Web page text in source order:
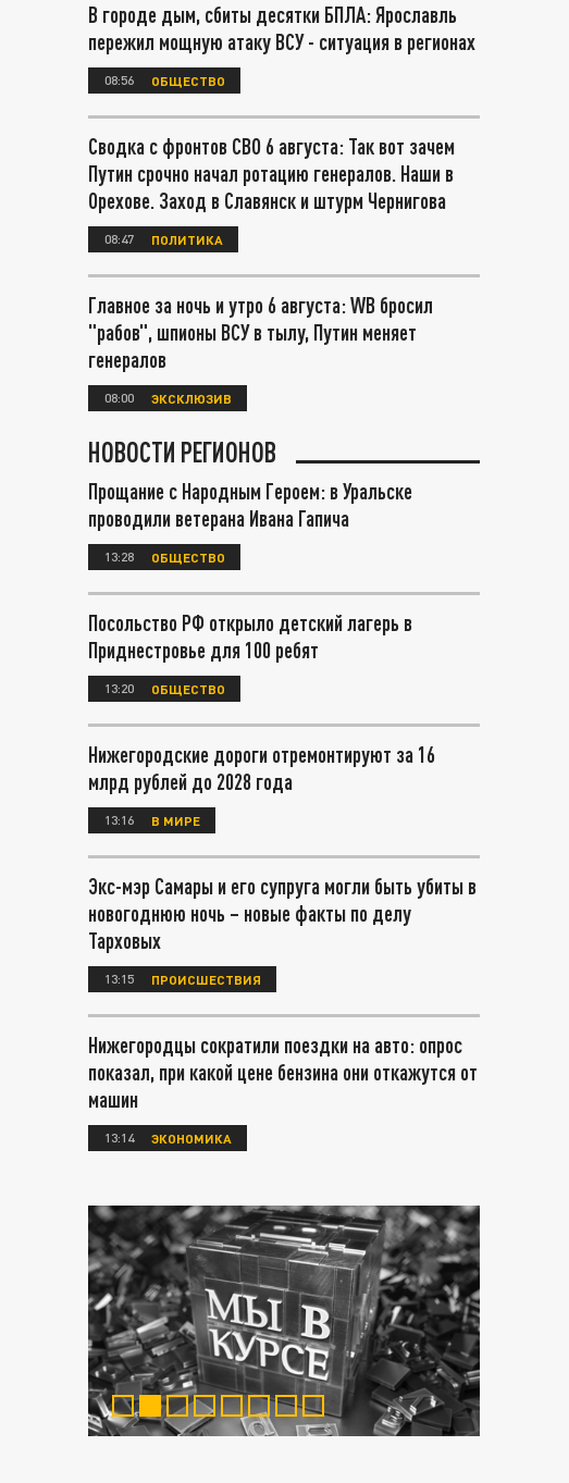
В городе дым, сбиты десятки БПЛА: Ярославль
пережил мощную атаку ВСУ - ситуация в регионах
08:56 ОБЩЕСТВО
Сводка с фронтов СВО 6 августа: Так вот зачем
Путин срочно начал ротацию генералов. Наши в
Орехове. Заход в Славянск и штурм Чернигова
08:47 ПОЛИТИКА
Главное за ночь и утро 6 августа: WB бросил
"рабов", шпионы ВСУ в тылу, Путин меняет
генералов
08:00 ЭКСКЛЮЗИВ
НОВОСТИ РЕГИОНОВ
Прощание с Народным Героем: в Уральске
проводили ветерана Ивана Гапича
13:28 ОБЩЕСТВО
Посольство РФ открыло детский лагерь в
Приднестровье для 100 ребят
13:20 ОБЩЕСТВО
Нижегородские дороги отремонтируют за 16
млрд рублей до 2028 года
13:16 В МИРЕ
Экс-мэр Самары и его супруга могли быть убиты в
новогоднюю ночь – новые факты по делу
Тарховых
13:15 ПРОИСШЕСТВИЯ
Нижегородцы сократили поездки на авто: опрос
показал, при какой цене бензина они откажутся от
машин
13:14 ЭКОНОМИКА